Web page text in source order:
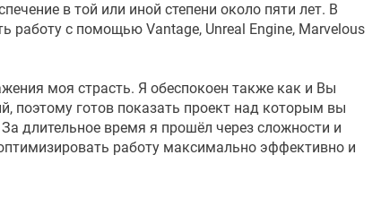
в той или иной степени около пяти лет. В
работу с помощью Vantage, Unreal Engine, Marvelous
моя страсть. Я обеспокоен также как и Вы
поэтому готов показать проект над которым вы
длительное время я прошёл через сложности и
работу максимально эффективно и